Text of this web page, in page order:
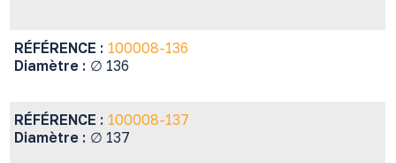
RÉFÉRENCE : 100008-136
Diamètre : ∅ 136
RÉFÉRENCE : 100008-137
Diamètre : ∅ 137